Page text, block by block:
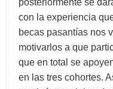
posteriormente se
con la experiencia
becas pasantías nos
motivarlos a que
que en total se
en las tres cohortes.